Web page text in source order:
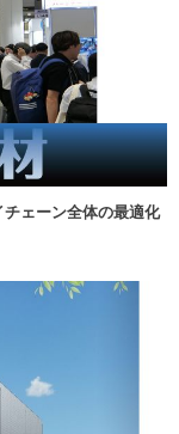
チェーン全体の最適化